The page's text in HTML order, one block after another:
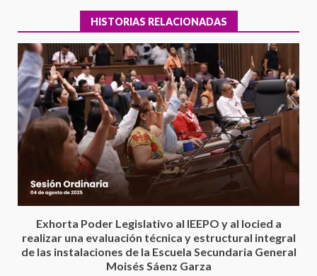
HISTORIAS RELACIONADAS
Exhorta Poder Legislativo al IEEPO y al Iocied a
realizar una evaluación técnica y estructural integral
de las instalaciones de la Escuela Secundaria General
Moisés Sáenz Garza
3
Encuentro de Ariadna Montiel
con el Gobernador Salomón Jara
Cruz reafirma la consolidación
de la transformación en
territorio oaxaqueño
30 julio 2026